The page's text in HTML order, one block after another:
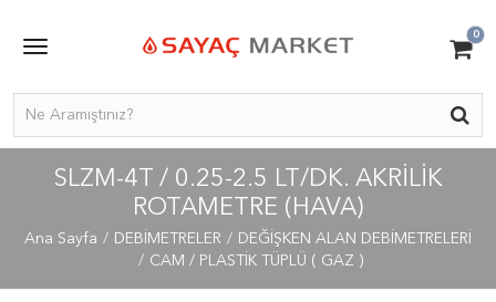
0
SLZM-4T / 0.25-2.5 LT/DK. AKRILIK
ROTAMETRE (HAVA)
Ana Sayfa DEBİMETRELER
DEĞİŞKEN ALAN DEBİMETRELERİ
CAM / PLASTİK TÜPLÜ ( GAZ )